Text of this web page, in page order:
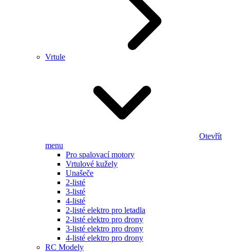
Vrtule
Otevřít
menu
Pro spalovací motory
Vrtulové kužely
Unašeče
2-listé
3-listé
4-listé
2-listé elektro pro letadla
2-listé elektro pro drony
3-listé elektro pro drony
4-listé elektro pro drony
RC Modely